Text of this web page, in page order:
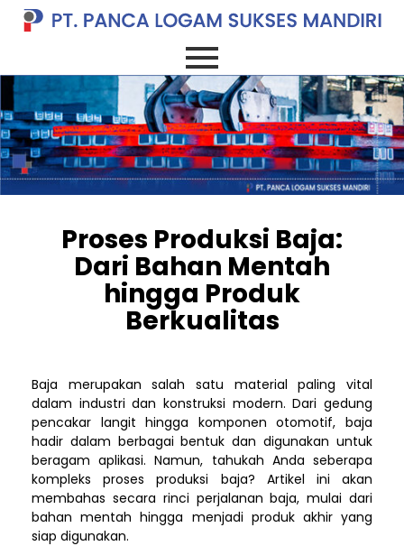
Proses Produksi Baja:
Dari Bahan Mentah
hingga Produk
Berkualitas
Baja merupakan salah satu material paling vital
dalam industri dan konstruksi modern. Dari gedung
pencakar langit hingga komponen otomotif, baja
hadir dalam berbagai bentuk dan digunakan untuk
beragam aplikasi. Namun, tahukah Anda seberapa
kompleks proses produksi baja? Artikel ini akan
membahas secara rinci perjalanan baja, mulai dari
bahan mentah hingga menjadi produk akhir yang
siap digunakan.